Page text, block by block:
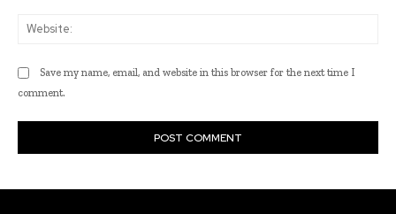
Save my name, email, and website in this browser for the next time I
comment.